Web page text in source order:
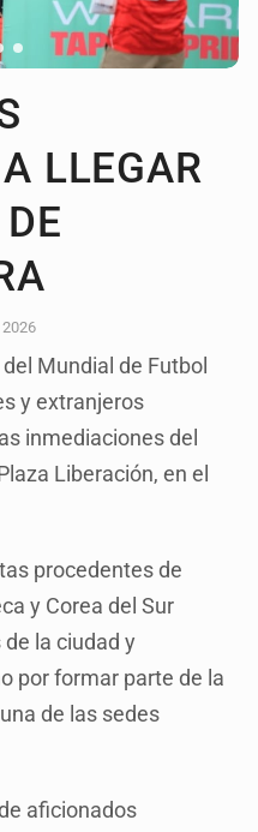
LLEGAR
Mundial de Futbol
y extranjeros
inmediaciones del
Liberación, en el
procedentes de
y Corea del Sur
la ciudad y
por formar parte de la
de las sedes
aficionados